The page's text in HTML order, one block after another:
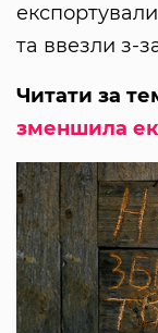
та ввезли з-
Читати за
зменшила